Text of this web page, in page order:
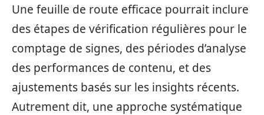
Une feuille de route efficace pourrait inclure
des étapes de vérification régulières pour le
comptage de signes, des périodes d’analyse
des performances de contenu, et des
ajustements basés sur les insights récents.
Autrement dit, une approche systématique